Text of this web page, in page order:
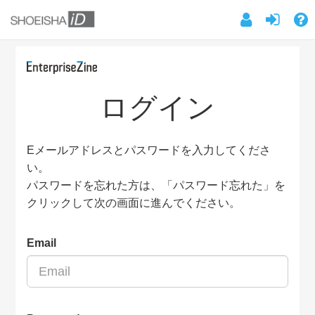
ログイン
Eメールアドレスとパスワードを入力してくださ
い。
パスワードを忘れた方は、「パスワード忘れた」を
クリックして次の画面に進んでください。
Email